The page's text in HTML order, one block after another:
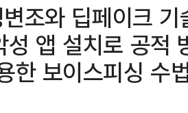
조와 딥페이크
성 앱 설치로 공적
한 보이스피싱 수